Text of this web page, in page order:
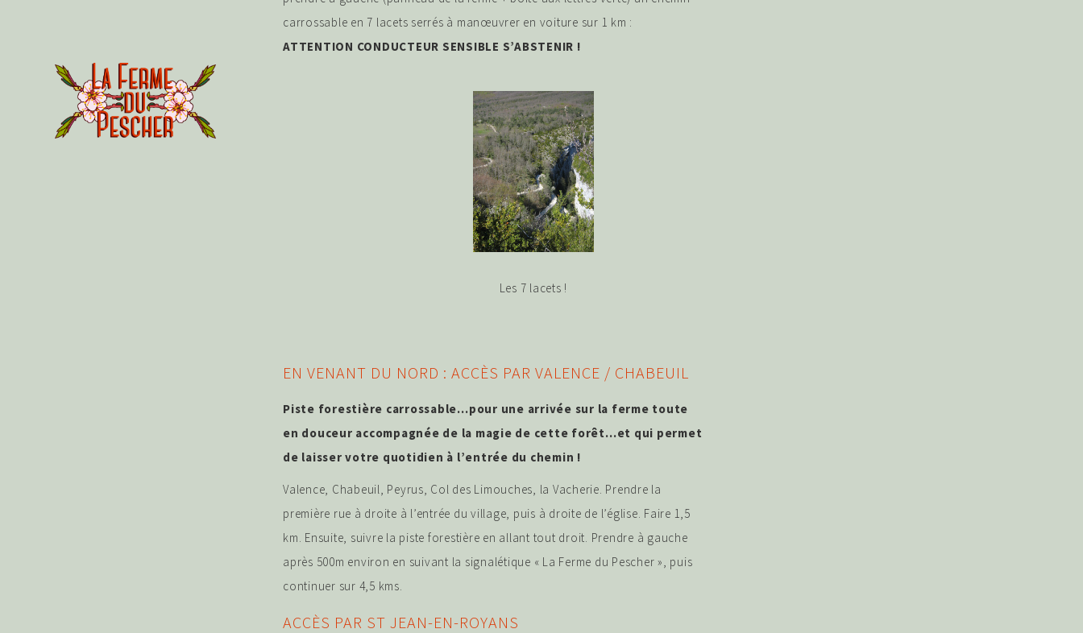
carrossable en 7 lacets serrés à manœuvrer en voiture sur 1 km :
ATTENTION CONDUCTEUR SENSIBLE S’ABSTENIR !
Les 7 lacets !
EN VENANT DU NORD : ACCÈS PAR VALENCE / CHABEUIL
Piste forestière carrossable…pour une arrivée sur la ferme toute
en douceur accompagnée de la magie de cette forêt…et qui permet
de laisser votre quotidien à l’entrée du chemin !
Valence, Chabeuil, Peyrus, Col des Limouches, la Vacherie. Prendre la
première rue à droite à l’entrée du village, puis à droite de l’église. Faire 1,5
km. Ensuite, suivre la piste forestière en allant tout droit. Prendre à gauche
après 500m environ en suivant la signalétique « La Ferme du Pescher », puis
continuer sur 4,5 kms.
ACCÈS PAR ST JEAN-EN-ROYANS